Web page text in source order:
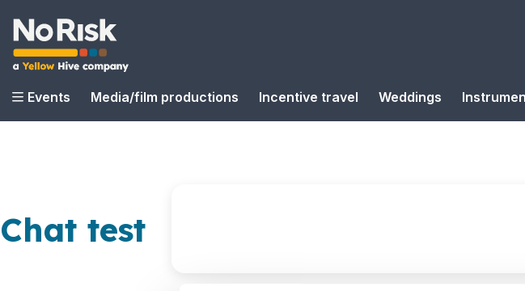
Events Media/film productions Incentive travel Weddings
Chat test